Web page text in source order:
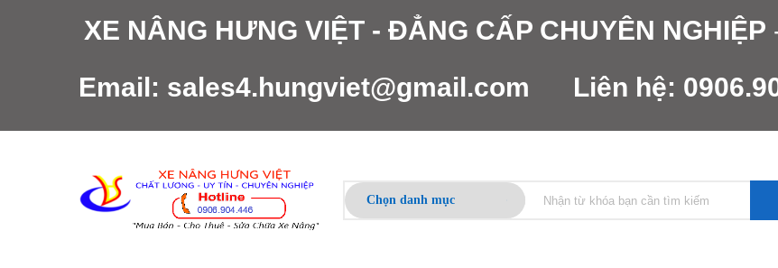
XE NÂNG HƯNG VIỆT - ĐẲNG CẤP CHUYÊN NGHIỆP
Email: sales4.hungviet@gmail.com Liên hệ: